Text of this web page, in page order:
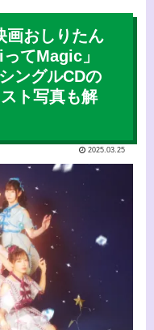
画おしりたん
てMagic」
ングルCDの
ト写真も解
2025.03.25